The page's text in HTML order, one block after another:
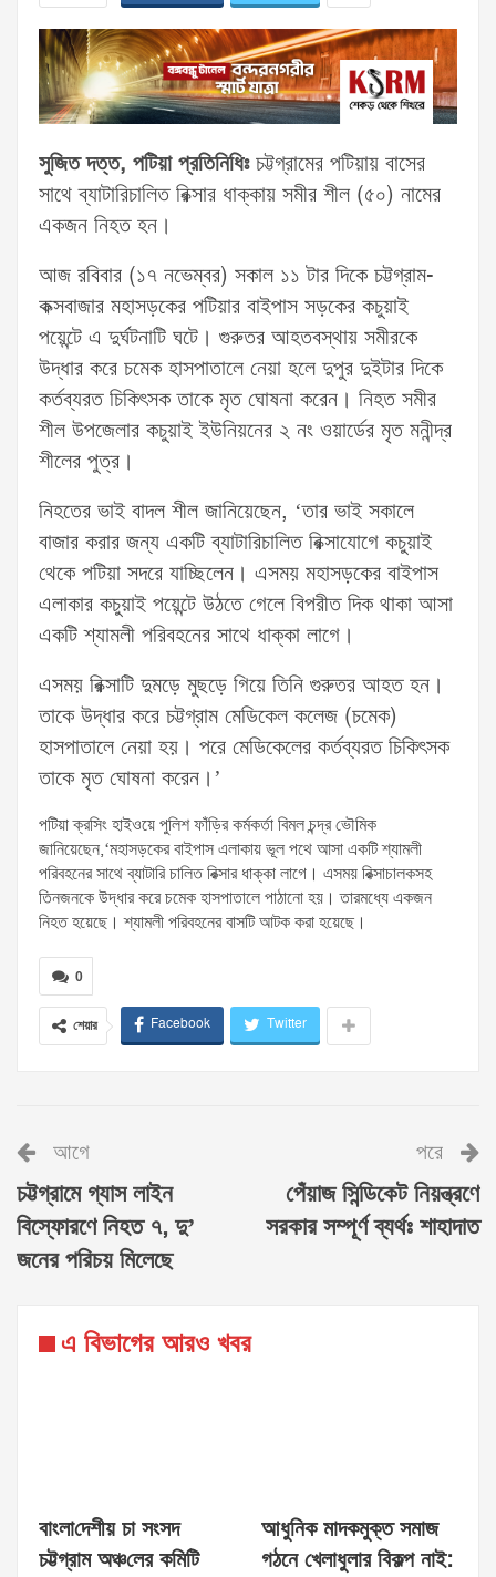
সুজিত দত্ত, পটিয়া প্রতিনিধিঃচট্টগ্রামের পটিয়ায় বাসের
সাথে ব্যাটারিচালিত রিক্সার ধাক্কায় সমীর শীল (৫০) নামের
একজন নিহত হন।
আজ রবিবার (১৭ নভেম্বর) সকাল ১১ টার দিকে চট্টগ্রাম-
কক্সবাজার মহাসড়কের পটিয়ার বাইপাস সড়কের কচুয়াই
পয়েন্টে এ দুর্ঘটনাটি ঘটে। গুরুতর আহতবস্থায় সমীরকে
উদ্ধার করে চমেক হাসপাতালে নেয়া হলে দুপুর দুইটার দিকে
কর্তব্যরত চিকিৎসক তাকে মৃত ঘোষনা করেন। নিহত সমীর
শীল উপজেলার কচুয়াই ইউনিয়নের ২ নং ওয়ার্ডের মৃত মনীন্দ্র
শীলের পুত্র।
নিহতের ভাই বাদল শীল জানিয়েছেন, ‘তার ভাই সকালে
বাজার করার জন্য একটি ব্যাটারিচালিত রিক্সাযোগে কচুয়াই
থেকে পটিয়া সদরে যাচ্ছিলেন। এসময় মহাসড়কের বাইপাস
এলাকার কচুয়াই পয়েন্টে উঠতে গেলে বিপরীত দিক থাকা আসা
একটি শ্যামলী পরিবহনের সাথে ধাক্কা লাগে।
এসময় রিক্সাটি দুমড়ে মুছড়ে গিয়ে তিনি গুরুতর আহত হন।
তাকে উদ্ধার করে চট্টগ্রাম মেডিকেল কলেজ (চমেক)
হাসপাতালে নেয়া হয়। পরে মেডিকেলের কর্তব্যরত চিকিৎসক
তাকে মৃত ঘোষনা করেন।’
পটিয়া ক্রসিং হাইওয়ে পুলিশ ফাঁড়ির কর্মকর্তা বিমল চন্দ্র ভৌমিক
জানিয়েছেন,‘মহাসড়কের বাইপাস এলাকায় ভূল পথে আসা একটি শ্যামলী
পরিবহনের সাথে ব্যাটারি চালিত রিক্সার ধাক্কা লাগে। এসময় রিক্সাচালকসহ
তিনজনকে উদ্ধার করে চমেক হাসপাতালে পাঠানো হয়। তারমধ্যে একজন
নিহত হয়েছে। শ্যামলী পরিবহনের বাসটি আটক করা হয়েছে।
0
শেয়ার Facebook Twitter
আগে
চট্টগ্রামে গ্যাস লাইন
বিস্ফোরণে নিহত ৭, দু’
জনের পরিচয় মিলেছে
পরে
পেঁয়াজ সিন্ডিকেট নিয়ন্ত্রণে
সরকার সম্পূর্ণ ব্যর্থঃ শাহাদাত
এ বিভাগের আরও খবর
বাংলা‌দেশীয় চা সংসদ
চট্টগ্রাম অঞ্চ‌লের ক‌মি‌টি
আধুনিক মাদকমুক্ত সমাজ
গঠনে খেলাধুলার বিকল্প নাই: